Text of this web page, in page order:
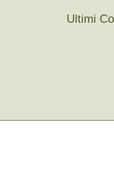
Ultimi